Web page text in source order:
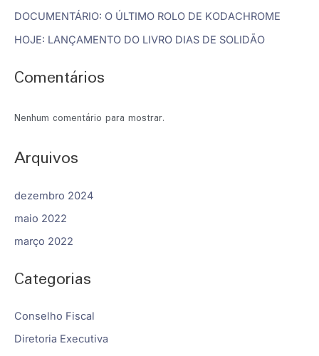
DOCUMENTÁRIO: O ÚLTIMO ROLO DE KODACHROME
HOJE: LANÇAMENTO DO LIVRO DIAS DE SOLIDÃO
Comentários
Nenhum comentário para mostrar.
Arquivos
dezembro 2024
maio 2022
março 2022
Categorias
Conselho Fiscal
Diretoria Executiva